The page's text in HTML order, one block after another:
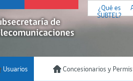
¿Qué es
SUBTEL?
Usuarios Concesionarios y